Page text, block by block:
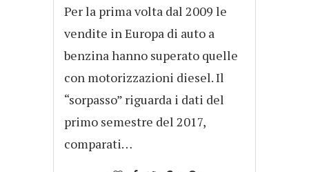
Per la prima volta dal 2009 le
vendite in Europa di auto a
benzina hanno superato quelle
con motorizzazioni diesel. Il
“sorpasso” riguarda i dati del
primo semestre del 2017,
comparati…